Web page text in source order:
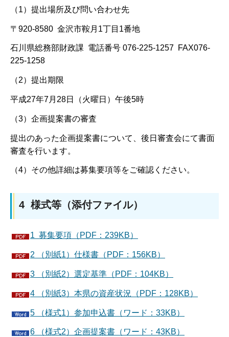
（1）提出場所及び問い合わせ先
〒920-8580 金沢市鞍月1丁目1番地
石川県総務部財政課 電話番号 076-225-1257 FAX076-
225-1258
（2）提出期限
平成27年7月28日（火曜日）午後5時
（3）企画提案書の審査
提出のあった企画提案書について、後日審査会にて書面
審査を行います。
（4）その他詳細は募集要項等をご確認ください。
4 様式等（添付ファイル）
1 募集要項（PDF：239KB）
2 （別紙1）仕様書（PDF：156KB）
3 （別紙2）選定基準 （PDF：104KB）
4 （別紙3）本県の資産状況（PDF：128KB）
5 （様式1）参加申込書（ワード：33KB）
6 （様式2）企画提案書（ワード：43KB）